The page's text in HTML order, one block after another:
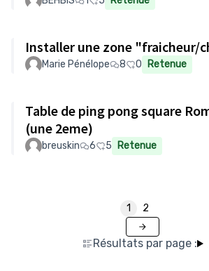
Installer une zone "fraicheur/
Marie Pénélope 8 0 Retenue
Table de ping pong square
(une 2eme)
breuskin 6 5 Retenue
Résultats par page :
1 2